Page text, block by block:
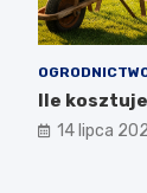
Ile
14 lipca